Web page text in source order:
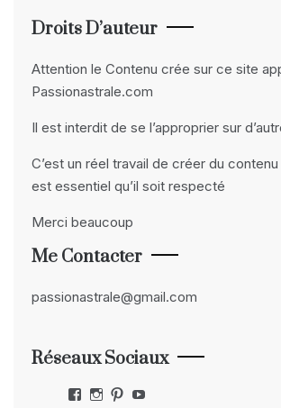
Droits D’auteur
Attention le Contenu crée sur ce site
Passionastrale.com
Il est interdit de se l’approprier sur
C’est un réel travail de créer du
est essentiel qu’il soit respecté
Merci beaucoup
Me Contacter
passionastrale@gmail.com
Réseaux Sociaux
Facebook
Instagram
Pinterest
YouTube